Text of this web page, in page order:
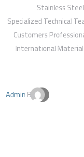
Stainless
Specialized Technical
Customers
International
By
Admin